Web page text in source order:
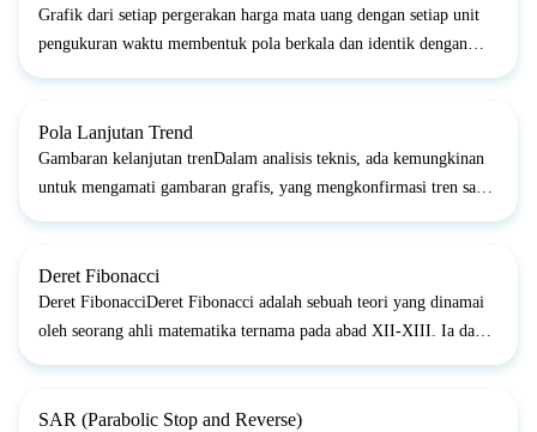
Grafik dari setiap pergerakan harga mata uang dengan setiap unit
pengukuran waktu membentuk pola berkala dan identik dengan
Pola Lanjutan Trend
Gambaran kelanjutan trenDalam analisis teknis, ada kemungkinan
untuk mengamati gambaran grafis, yang mengkonfirmasi tren saat
Deret Fibonacci
Deret FibonacciDeret Fibonacci adalah sebuah teori yang dinamai
oleh seorang ahli matematika ternama pada abad XII-XIII. Ia dapat
SAR (Parabolic Stop and Reverse)